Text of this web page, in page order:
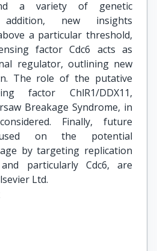
a variety of genetic
new insights
a particular threshold,
factor Cdc6 acts as
regulator, outlining new
The role of the putative
factor ChlR1/DDX11,
Breakage Syndrome, in
Finally, future
on the potential
by targeting replication
particularly Cdc6, are
Ltd.